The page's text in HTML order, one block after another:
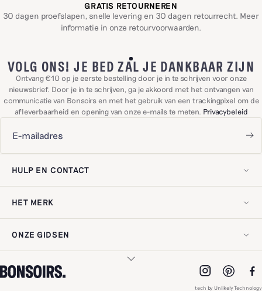
GRATIS RETOURNEREN
30 dagen proefslapen, snelle levering en 30 dagen retourrecht. Meer
informatie in onze retourvoorwaarden.
VOLG ONS! JE BED ZAL JE DANKBAAR ZIJN
Ontvang €10 op je eerste bestelling door je in te schrijven voor onze
nieuwsbrief. Door je in te schrijven, ga je akkoord met het ontvangen van
communicatie van Bonsoirs en met het gebruik van een trackingpixel om de
afleverbaarheid en opening van onze e-mails te meten. Privacybeleid
HULP EN CONTACT
Neem contact met ons op!
Veelgestelde vragen
Klantbeoordelingen
Privacybeleid
HET MERK
Onze expertise
Onze engagementen
Digitale cadeaubon
Pro ruimte
Werken bij Bonsoirs
ONZE GIDSEN
Uw bedlinnen kiezen
Uw beddengoed kiezen
ONZE MATERIALEN
tech by Unlikely Technology